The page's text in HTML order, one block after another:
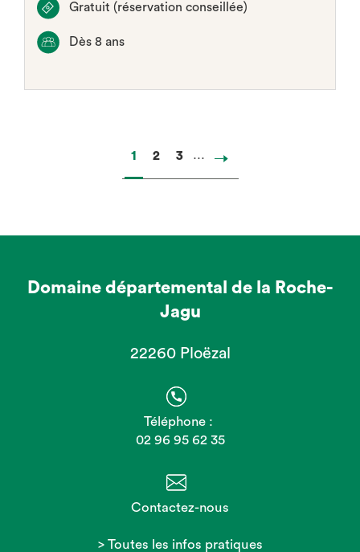
Gratuit (réservation conseillée)
Dès 8 ans
Pajenn
1 Pajenn
2 Pajenn
3 …
Next
Domaine départemental de la Roche-
Jagu
22260 Ploëzal
Téléphone :
02 96 95 62 35
Contactez-nous
> Toutes les infos pratiques